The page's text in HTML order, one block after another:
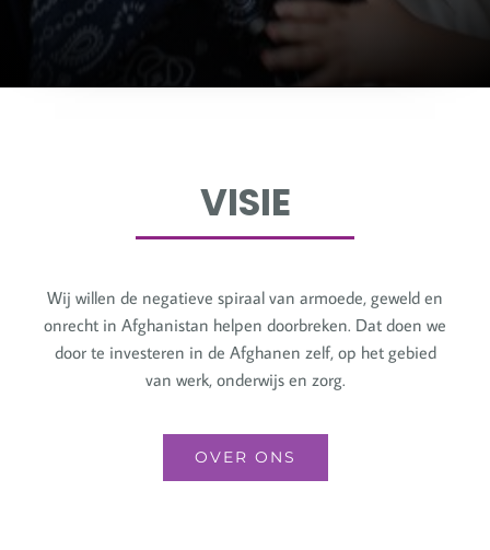
VISIE
Wij willen de negatieve spiraal van armoede, geweld en
onrecht in Afghanistan helpen doorbreken. Dat doen we
door te investeren in de Afghanen zelf, op het gebied
van werk, onderwijs en zorg.
OVER ONS